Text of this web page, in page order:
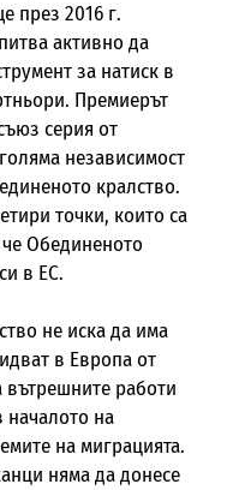
през 2016г.
активно да
за натиск в
Премиерът
серия от
независимост
кралство.
точки, които са
Обединеното
в ЕС.
не иска да има
в Европа от
работи
началото на
на миграцията.
няма да донесе